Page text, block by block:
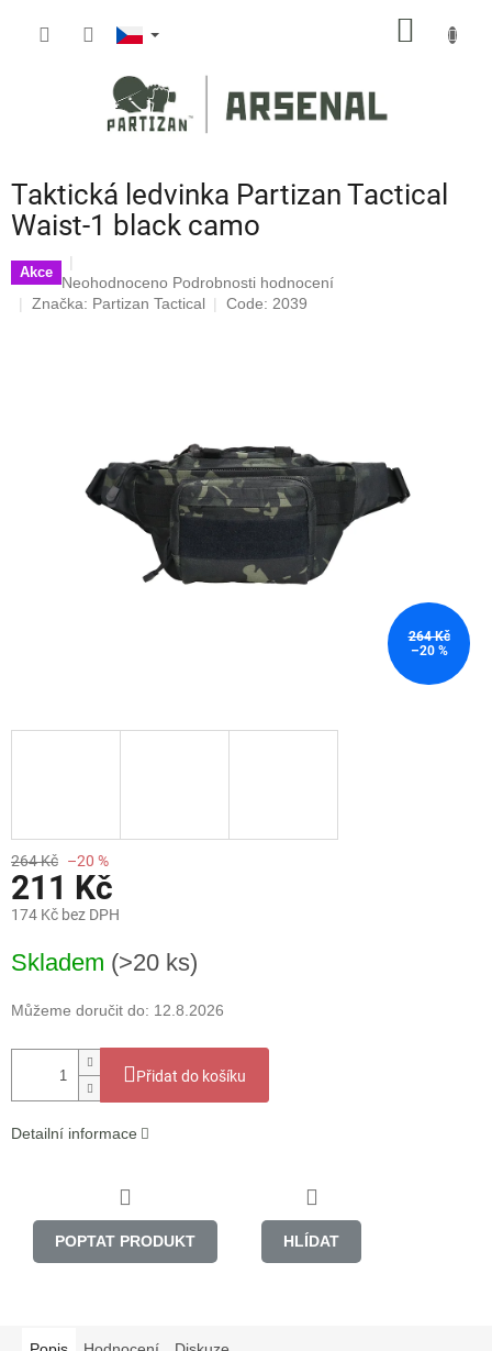
Taktická ledvinka Partizan Tactical
Waist-1 black camo
Akce
Průměrné
hodnocení
Neohodnoceno Podrobnosti hodnocení
Značka: Partizan Tactical Code: 2039
264 Kč
–20 %
264 Kč –20 %
211 Kč
174 Kč bez DPH
cena:
Skladem (>20 ks)
Můžeme doručit do: 12.8.2026
Přidat do košíku
Detailní informace
POPTAT PRODUKT HLÍDAT